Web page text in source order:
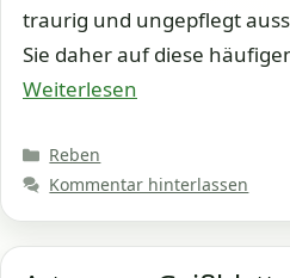
traurig und ungepflegt
Sie daher auf diese
Weiterlesen
Kategorien
Reben
Kommentar hinterlassen